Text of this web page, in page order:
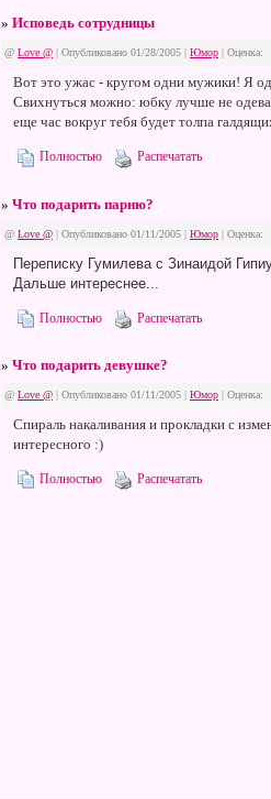
» Исповедь сотрудницы
@ Love @ | Опубликовано 01/28/2005 | Юмор | Оценка:
Вот это ужас - кругом одни мужики! Я
Свихнуться можно: юбку лучше не
еще час вокруг тебя будет толпа
Полностью Распечатать
» Что подарить парню?
@ Love @ | Опубликовано 01/11/2005 | Юмор | Оценка:
Переписку Гумилева с Зинаидой
Дальше интереснее...
Полностью Распечатать
» Что подарить девушке?
@ Love @ | Опубликовано 01/11/2005 | Юмор | Оценка:
Спираль накаливания и прокладки с
интересного :)
Полностью Распечатать